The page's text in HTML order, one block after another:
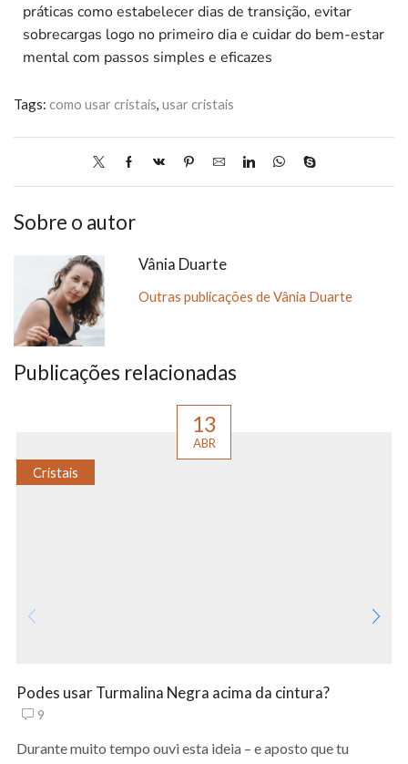
práticas como estabelecer dias de transição, evitar
sobrecargas logo no primeiro dia e cuidar do bem-estar
mental com passos simples e eficazes
Tags: como usar cristais, usar cristais
Sobre o autor
Vânia Duarte
Outras publicações de Vânia Duarte
Publicações relacionadas
13
ABR
Cristais
Podes usar Turmalina Negra acima da cintura?
9
Durante muito tempo ouvi esta ideia – e aposto que tu